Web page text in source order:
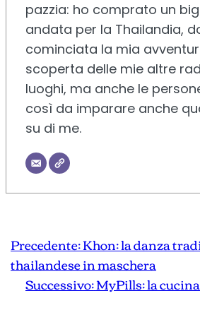
pazzia: ho comprato un
andata per la Thailandia,
cominciata la mia
scoperta delle mie altre
luoghi, ma anche le
così da imparare anche
su di me.
Precedente:Khon: la danza
thailandese in maschera
Successivo:MyPills: la